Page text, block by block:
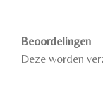
Beoordelingen
Deze worden